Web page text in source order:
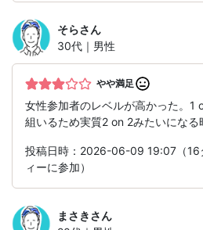
そらさん
30代｜男性
やや満足
女性参加者のレベルが高かった。1
組いるため実質2 on 2みたいになる
投稿日時：2026-06-09 19:07（16
ィーに参加）
まさきさん